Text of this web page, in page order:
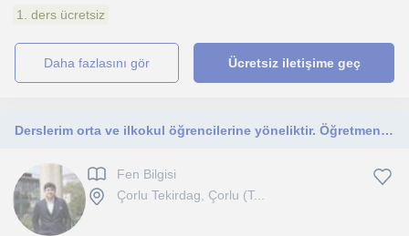
1. ders ücretsiz
daha fazlasını gör Ücretsiz iletişime geç
Derslerim orta ve ilkokul öğrencilerine yöneliktir. Öğretmenin yanında öğrenmeyi de severim ve herkesin fikirlerine değer veririm.
Fen Bilgisi
Çorlu Tekirdag, Çorlu (T...